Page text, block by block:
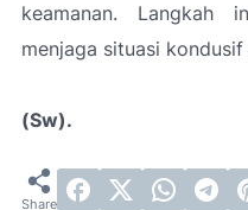
keamanan. Langkah
menjaga situasi
(Sw).